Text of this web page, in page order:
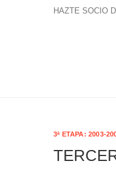
HAZTE SOCIO
3ª ETAPA: 2003-